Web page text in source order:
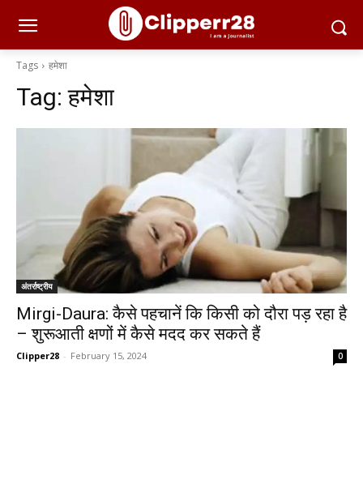
Tags हमेशा
Tag:हमेशा
अंतर्राष्ट्रीय
Mirgi-Daura: कैसे पहचानें कि किसी को दौरा पड़ रहा है
– शुरूआती क्षणों में कैसे मदद कर सकते हैं
Clipper28 - February 15, 2024 0